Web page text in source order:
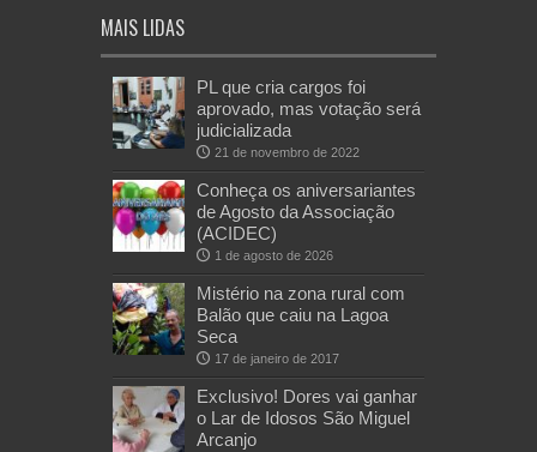
MAIS LIDAS
PL que cria cargos foi
aprovado, mas votação será
judicializada
21 de novembro de 2022
Conheça os aniversariantes
de Agosto da Associação
(ACIDEC)
1 de agosto de 2026
Mistério na zona rural com
Balão que caiu na Lagoa
Seca
17 de janeiro de 2017
Exclusivo! Dores vai ganhar
o Lar de Idosos São Miguel
Arcanjo